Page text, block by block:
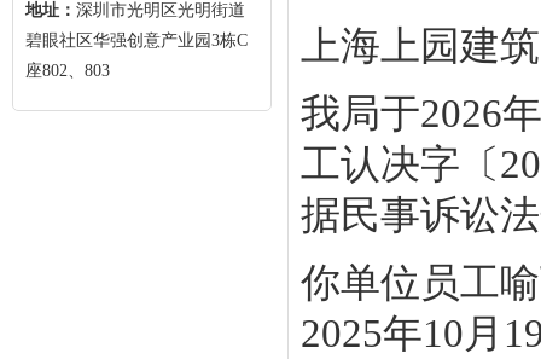
地址： 深圳市光明区光明街道
碧眼社区华强创意产业园3栋C
座802、803
上海上园建
我局于2026
工认决字〔
据民事诉讼
你单位员工
2025年10月